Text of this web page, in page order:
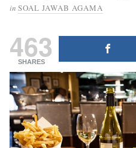
in SOAL JAWAB AGAMA
463
SHARES